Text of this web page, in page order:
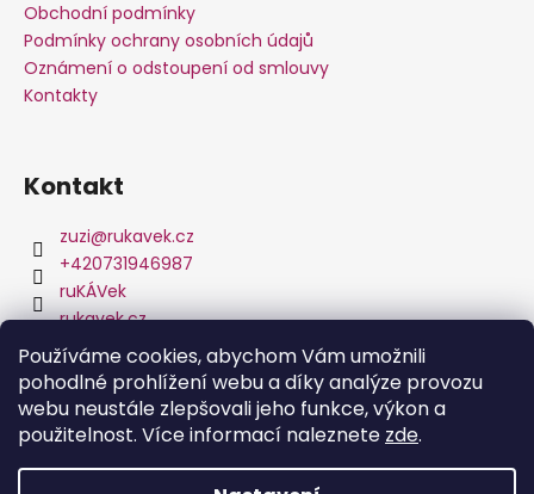
Používáme cookies, abychom Vám umožnili
pohodlné prohlížení webu a díky analýze provozu
webu neustále zlepšovali jeho funkce, výkon a
použitelnost. Více informací naleznete zde.
Obchodní podmínky
Podmínky ochrany osobních údajů
Oznámení o odstoupení od smlouvy
Kontakty
Kontakt
zuzi@rukavek.cz
+420731946987
ruKÁVek
rukavek.cz
Přijímáme online platby